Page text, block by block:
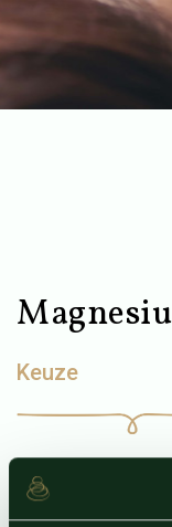
Keuze
Gun uzelf een
behandeling met